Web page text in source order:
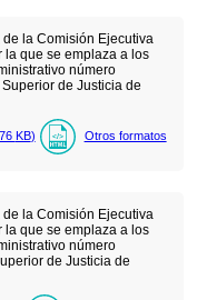
la Comisión Ejecutiva
que se emplaza a los
número
de Justicia de
KB) Otros formatos
la Comisión Ejecutiva
que se emplaza a los
número
de Justicia de